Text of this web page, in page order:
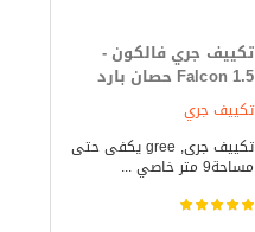
تكييف جري فالكون -
Falcon 1.5 حصان بارد
فقط
تكييف جري
تكييف جرى, gree يكفى حتى
مساحة9 متر خاصي ...